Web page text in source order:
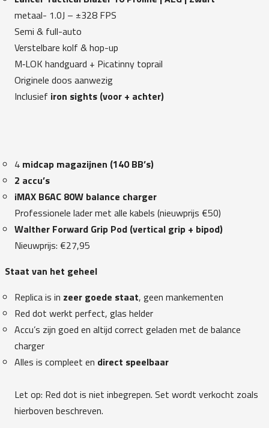
metaal- 1.0J – ±328 FPS
Semi & full-auto
Verstelbare kolf & hop-up
M‑LOK handguard + Picatinny toprail
Originele doos aanwezig
Inclusief iron sights (voor + achter)
4 midcap magazijnen (140 BB’s)
2 accu’s
iMAX B6AC 80W balance charger
Professionele lader met alle kabels (nieuwprijs €50)
Walther Forward Grip Pod (vertical grip + bipod)
Nieuwprijs: €27,95
Staat van het geheel
Replica is in zeer goede staat, geen mankementen
Red dot werkt perfect, glas helder
Accu’s zijn goed en altijd correct geladen met de balance
charger
Alles is compleet en direct speelbaar
Let op: Red dot is niet inbegrepen. Set wordt verkocht zoals
hierboven beschreven.